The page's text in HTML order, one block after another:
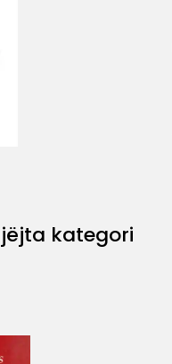
kategori